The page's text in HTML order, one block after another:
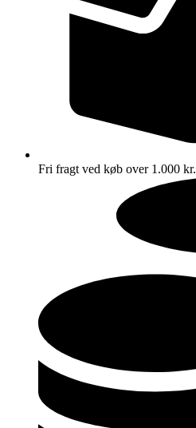
Fri fragt ved køb over 1.000 kr.